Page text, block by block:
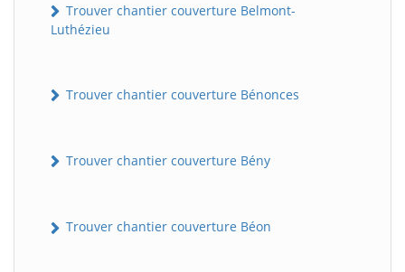
Trouver chantier couverture Belmont-
Luthézieu
Trouver chantier couverture Bénonces
Trouver chantier couverture Bény
Trouver chantier couverture Béon